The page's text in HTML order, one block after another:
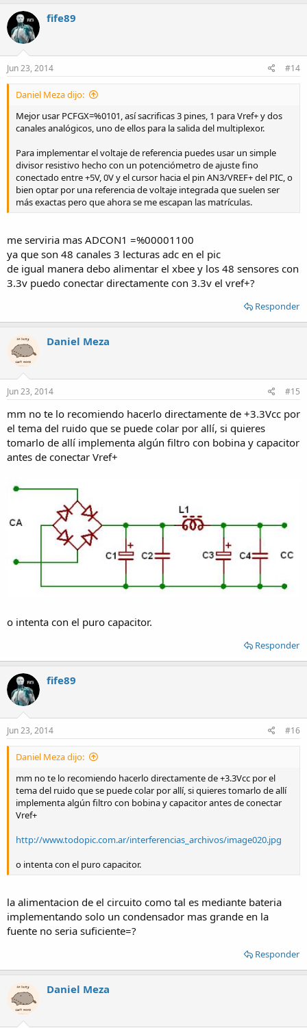
fife89
Jun 23, 2014 #14
Daniel Meza dijo:
Mejor usar PCFGX=%0101, así sacrificas 3 pines, 1 para Vref+ y dos
canales analógicos, uno de ellos para la salida del multiplexor.
Para implementar el voltaje de referencia puedes usar un simple
divisor resistivo hecho con un potenciómetro de ajuste fino
conectado entre +5V, 0V y el cursor hacia el pin AN3/VREF+ del PIC, o
bien optar por una referencia de voltaje integrada que suelen ser
más exactas pero que ahora se me escapan las matrículas.
me serviria mas ADCON1 =%00001100
ya que son 48 canales 3 lecturas adc en el pic
de igual manera debo alimentar el xbee y los 48 sensores con
3.3v puedo conectar directamente con 3.3v el vref+?
Responder
Daniel Meza
Jun 23, 2014 #15
mm no te lo recomiendo hacerlo directamente de +3.3Vcc por
el tema del ruido que se puede colar por allí, si quieres
tomarlo de allí implementa algún filtro con bobina y capacitor
antes de conectar Vref+
o intenta con el puro capacitor.
Responder
fife89
Jun 23, 2014 #16
Daniel Meza dijo:
mm no te lo recomiendo hacerlo directamente de +3.3Vcc por el
tema del ruido que se puede colar por allí, si quieres tomarlo de allí
implementa algún filtro con bobina y capacitor antes de conectar
Vref+
http://www.todopic.com.ar/interferencias_archivos/image020.jpg
o intenta con el puro capacitor.
la alimentacion de el circuito como tal es mediante bateria
implementando solo un condensador mas grande en la
fuente no seria suficiente=?
Responder
Daniel Meza